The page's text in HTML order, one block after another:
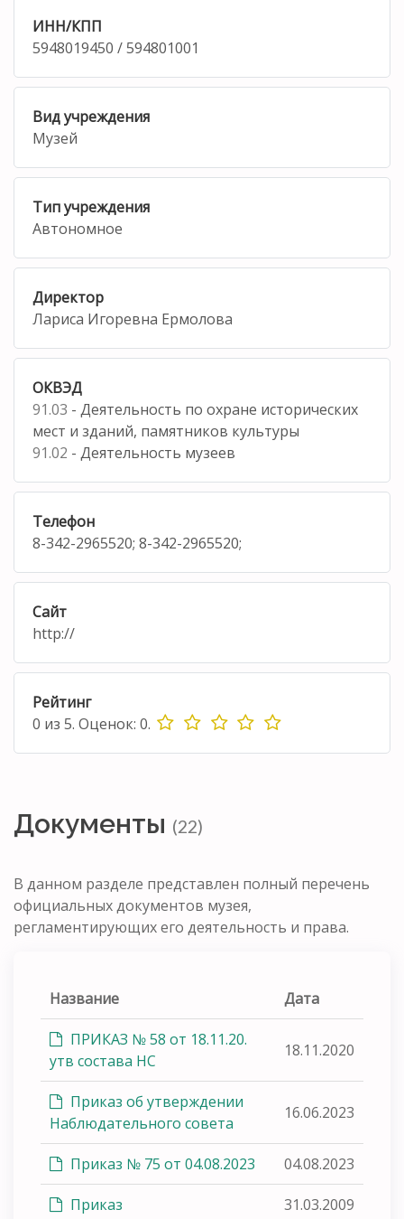
ИНН/КПП
5948019450 / 594801001
Вид учреждения
Музей
Тип учреждения
Автономное
Директор
Лариса Игоревна Ермолова
ОКВЭД
91.03 - Деятельность по охране исторических
мест и зданий, памятников культуры
91.02 - Деятельность музеев
Телефон
8-342-2965520; 8-342-2965520;
Сайт
http://
Рейтинг
0 из 5. Оценок: 0.
Документы (22)
В данном разделе представлен полный перечень
официальных документов музея,
регламентирующих его деятельность и права.
Название Дата
ПРИКАЗ № 58 от 18.11.20.
утв состава НС
18.11.2020
Приказ об утверждении
Наблюдательного совета
16.06.2023
Приказ № 75 от 04.08.2023 04.08.2023
Приказ 31.03.2009